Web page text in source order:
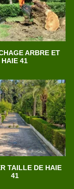
ARBRE ET
HAIE 41
TAILLE DE HAIE
41